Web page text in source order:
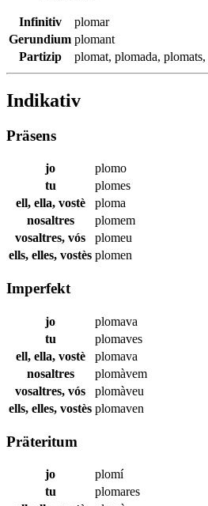
Infinitiv
plomar
Gerundium plomant
Partizip
plomat, plomada, plomats,
Indikativ
Präsens
jo
plomo
tu
plomes
ell, ella, vostè
ploma
nosaltres
plomem
vosaltres, vós
plomeu
ells, elles, vostès plomen
Imperfekt
jo
plomava
tu
plomaves
ell, ella, vostè
plomava
nosaltres
plomàvem
vosaltres, vós
plomàveu
ells, elles, vostès plomaven
Präteritum
jo
plomí
tu
plomares